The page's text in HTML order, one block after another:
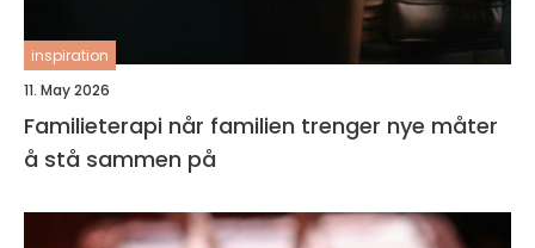
inspiration
11. May 2026
Familieterapi når familien trenger nye måter
å stå sammen på